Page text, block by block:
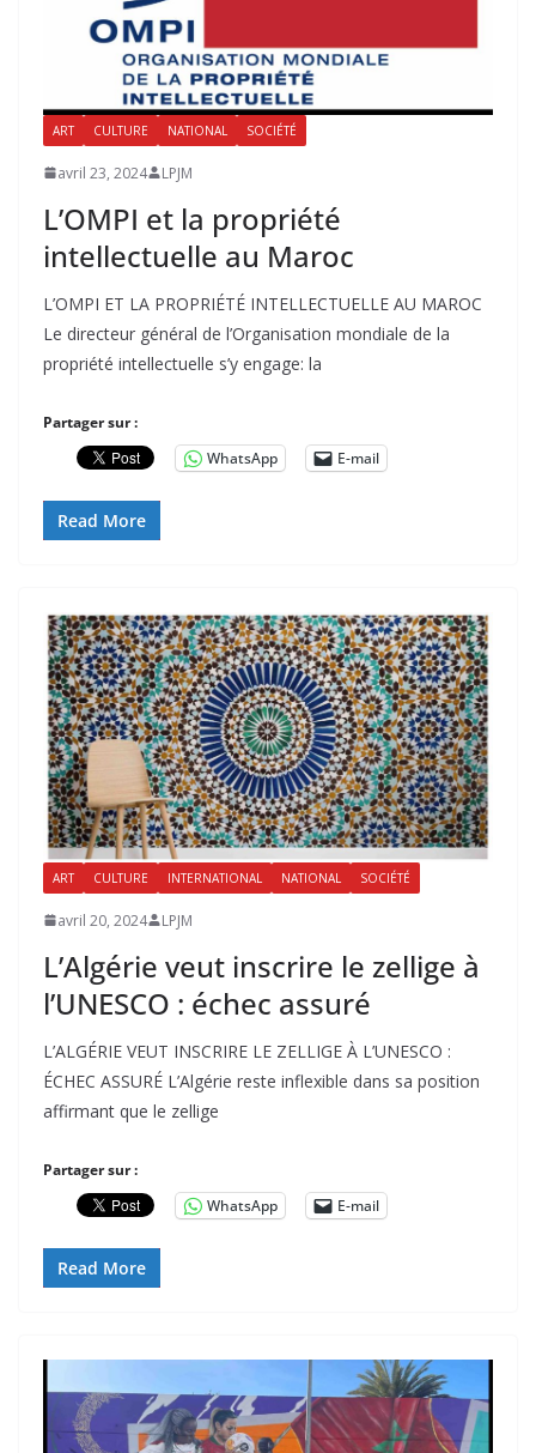
ART CULTURE NATIONAL SOCIÉTÉ
avril 23, 2024 LPJM
L’OMPI et la propriété
intellectuelle au Maroc
L’OMPI ET LA PROPRIÉTÉ INTELLECTUELLE AU MAROC
Le directeur général de l’Organisation mondiale de la
propriété intellectuelle s’y engage: la
Partager sur :
WhatsApp
E-mail
Read More
ART CULTURE INTERNATIONAL NATIONAL SOCIÉTÉ
avril 20, 2024 LPJM
L’Algérie veut inscrire le zellige à
l’UNESCO : échec assuré
L’ALGÉRIE VEUT INSCRIRE LE ZELLIGE À L’UNESCO :
ÉCHEC ASSURÉ L’Algérie reste inflexible dans sa position
affirmant que le zellige
Partager sur :
WhatsApp
E-mail
Read More